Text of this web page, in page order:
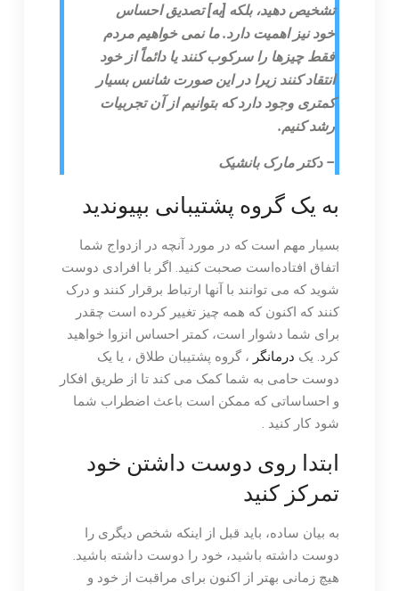
تشخیص دهید، بلکه [به] تصدیق احساس
خود نیز اهمیت دارد. ما نمی خواهیم مردم
فقط چیزها را سرکوب کنند یا دائماً از خود
انتقاد کنند زیرا در این صورت شانس بسیار
کمتری وجود دارد که بتوانیم از آن تجربیات
رشد کنیم.
– دکتر مارک بانشیک
به یک گروه پشتیبانی بپیوندید
بسیار مهم است که در مورد آنچه در ازدواج شما
اتفاق افتاده‌است صحبت کنید. اگر با افرادی دوست
شوید که می توانند با آنها ارتباط برقرار کنند و درک
کنند که اکنون که همه چیز تغییر کرده است چقدر
برای شما دشوار است، کمتر احساس انزوا خواهید
کرد. یک درمانگر ، گروه پشتیبان طلاق ، یا یک
دوست حامی به شما کمک می کند تا از طریق افکار
و احساساتی که ممکن است باعث اضطراب شما
شود کار کنید .
ابتدا روی دوست داشتن خود
تمرکز کنید
به بیان ساده، باید قبل از اینکه شخص دیگری را
دوست داشته باشید، خود را دوست داشته باشید.
هیچ زمانی بهتر از اکنون برای مراقبت از خود و